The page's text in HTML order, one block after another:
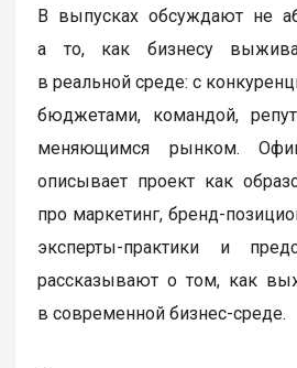
В выпусках обсуждают не
а то, как бизнесу
в реальной среде: с
бюджетами, командой,
меняющимся рынком.
описывает проект как
про маркетинг, бренд-
эксперты-практики и
рассказывают о том, как
в современной бизнес-среде.